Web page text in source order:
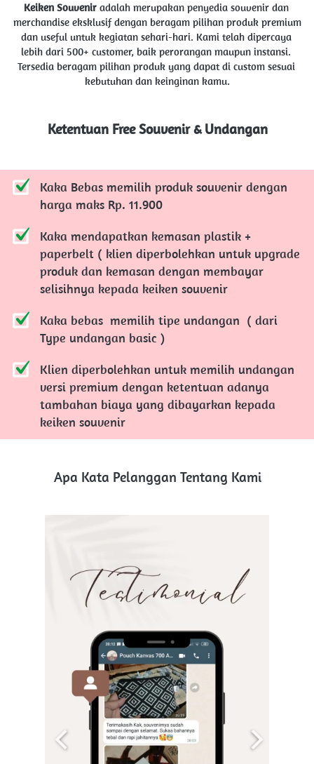
Keiken Souvenir adalah merupakan penyedia souvenir dan
merchandise eksklusif dengan beragam pilihan produk premium
dan useful untuk kegiatan sehari-hari. Kami telah dipercaya
lebih dari 500+ customer, baik perorangan maupun instansi.
Tersedia beragam pilihan produk yang dapat di custom sesuai
kebutuhan dan keinginan kamu.
Ketentuan Free Souvenir & Undangan
Kaka Bebas memilih produk souvenir dengan
harga maks Rp. 11.900
Kaka mendapatkan kemasan plastik +
paperbelt ( klien diperbolehkan untuk upgrade
produk dan kemasan dengan membayar
selisihnya kepada keiken souvenir
Kaka bebas  memilih tipe undangan  ( dari
Type undangan basic )
Klien diperbolehkan untuk memilih undangan
versi premium dengan ketentuan adanya
tambahan biaya yang dibayarkan kepada
keiken souvenir
Apa Kata Pelanggan Tentang Kami